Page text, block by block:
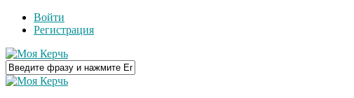
Войти
Регистрация